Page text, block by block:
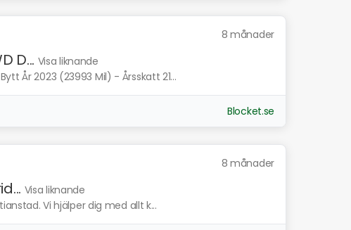
8 månader
D... Visa liknande
År 2023 (23993 Mil) - Årsskatt 21...
Blocket.se
8 månader
Visa liknande
Vi hjälper dig med allt k...